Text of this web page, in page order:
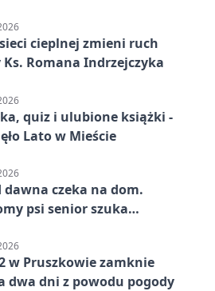
cieplnej zmieni ruch
Romana Indrzejczyka
quiz i ulubione książki -
Lato w Mieście
dawna czeka na dom.
psi senior szuka
w Pruszkowie zamknie
dwa dni z powodu pogody